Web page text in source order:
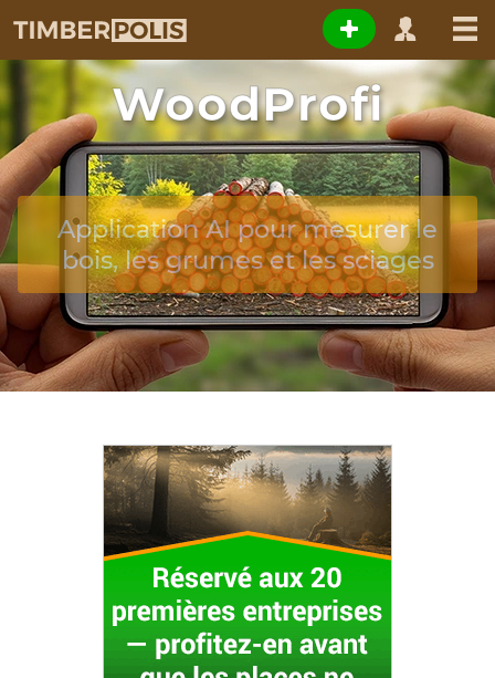
WoodProfi
Application AI pour mesurer le
bois, les grumes et les sciages